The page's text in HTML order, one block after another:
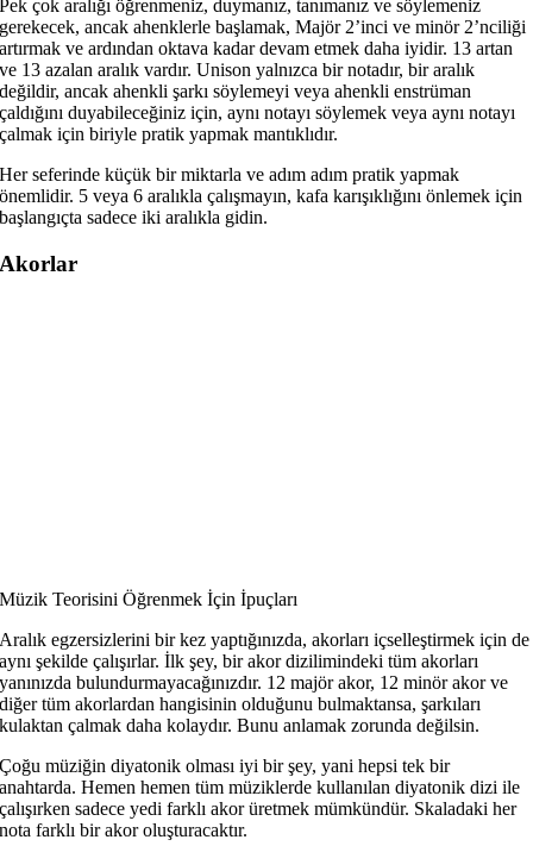
Pek çok aralığı öğrenmeniz, duymanız, tanımanız ve söylemeniz
gerekecek, ancak ahenklerle başlamak, Majör 2’inci ve minör 2’nciliği
artırmak ve ardından oktava kadar devam etmek daha iyidir. 13 artan
ve 13 azalan aralık vardır. Unison yalnızca bir notadır, bir aralık
değildir, ancak ahenkli şarkı söylemeyi veya ahenkli enstrüman
çaldığını duyabileceğiniz için, aynı notayı söylemek veya aynı notayı
çalmak için biriyle pratik yapmak mantıklıdır.
Her seferinde küçük bir miktarla ve adım adım pratik yapmak
önemlidir. 5 veya 6 aralıkla çalışmayın, kafa karışıklığını önlemek için
başlangıçta sadece iki aralıkla gidin.
Akorlar
Müzik Teorisini Öğrenmek İçin İpuçları
Aralık egzersizlerini bir kez yaptığınızda, akorları içselleştirmek için de
aynı şekilde çalışırlar. İlk şey, bir akor dizilimindeki tüm akorları
yanınızda bulundurmayacağınızdır. 12 majör akor, 12 minör akor ve
diğer tüm akorlardan hangisinin olduğunu bulmaktansa, şarkıları
kulaktan çalmak daha kolaydır. Bunu anlamak zorunda değilsin.
Çoğu müziğin diyatonik olması iyi bir şey, yani hepsi tek bir
anahtarda. Hemen hemen tüm müziklerde kullanılan diyatonik dizi ile
çalışırken sadece yedi farklı akor üretmek mümkündür. Skaladaki her
nota farklı bir akor oluşturacaktır.